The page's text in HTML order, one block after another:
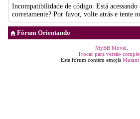
Incompatibilidade de código. Está acessando
corretamente? Por favor, volte atrás e tente
Fórum Orientando
MyBB Móvel
Trocar para versão
Este fórum contém emojis Mutant